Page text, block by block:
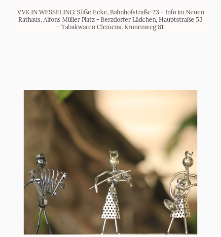
VVK IN WESSELING: Süße Ecke, Bahnhofstraße 23 - Info im Neuen
Rathaus, Alfons Müller Platz - Berzdorfer Lädchen, Hauptstraße 53
- Tabakwaren Clemens, Kronenweg 81.